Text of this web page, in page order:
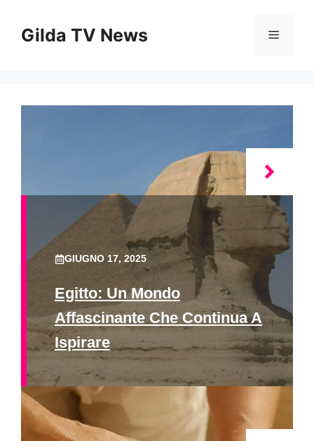
contenuto
Gilda TV News Menu
GIUGNO 17, 2025
Egitto: Un Mondo
Affascinante Che Continua A
Ispirare